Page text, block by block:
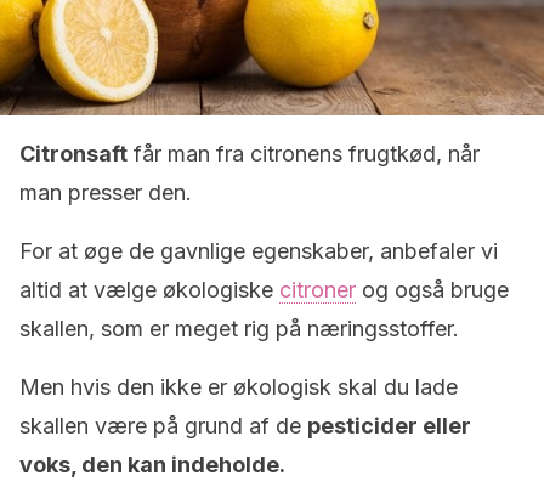
Citronsaft får man fra citronens frugtkød, når
man presser den.
For at øge de gavnlige egenskaber, anbefaler vi
altid at vælge økologiske citroner og også bruge
skallen, som er meget rig på næringsstoffer.
Men hvis den ikke er økologisk skal du lade
skallen være på grund af de pesticider eller
voks, den kan indeholde.